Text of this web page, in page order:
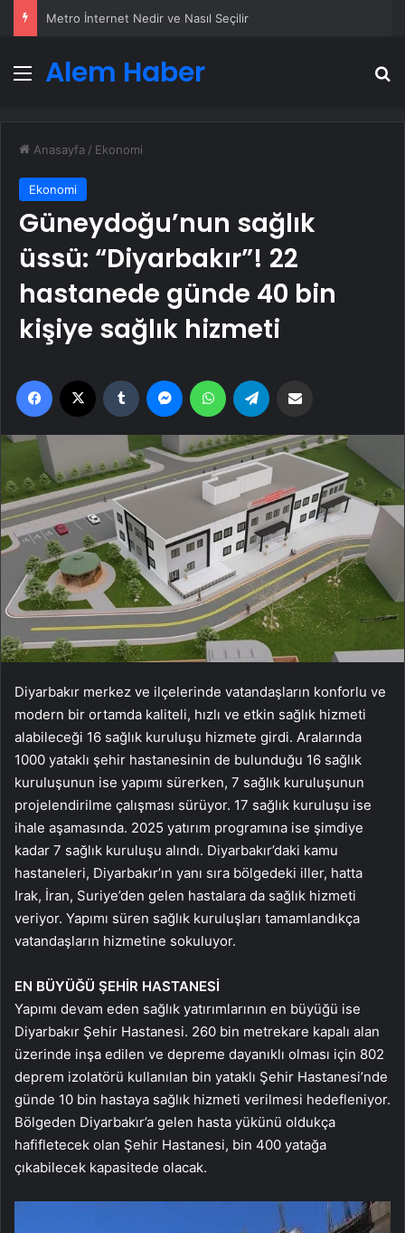
Metro İnternet Nedir ve Nasıl Seçilir
MenüAlem Haber
Anasayfa / Ekonomi
Ekonomi
Güneydoğu’nun sağlık
üssü: “Diyarbakır”! 22
hastanede günde 40 bin
kişiye sağlık hizmeti
Facebook Tumblr MessengerWhatsApp
Diyarbakır merkez ve ilçelerinde vatandaşların konforlu ve
modern bir ortamda kaliteli, hızlı ve etkin sağlık hizmeti
alabileceği 16 sağlık kuruluşu hizmete girdi. Aralarında
1000 yataklı şehir hastanesinin de bulunduğu 16 sağlık
kuruluşunun ise yapımı sürerken, 7 sağlık kuruluşunun
projelendirilme çalışması sürüyor. 17 sağlık kuruluşu ise
ihale aşamasında. 2025 yatırım programına ise şimdiye
kadar 7 sağlık kuruluşu alındı. Diyarbakır’daki kamu
hastaneleri, Diyarbakır’ın yanı sıra bölgedeki iller, hatta
Irak, İran, Suriye’den gelen hastalara da sağlık hizmeti
veriyor. Yapımı süren sağlık kuruluşları tamamlandıkça
vatandaşların hizmetine sokuluyor.
EN BÜYÜĞÜ ŞEHİR HASTANESİ
Yapımı devam eden sağlık yatırımlarının en büyüğü ise
Diyarbakır Şehir Hastanesi. 260 bin metrekare kapalı alan
üzerinde inşa edilen ve depreme dayanıklı olması için 802
deprem izolatörü kullanılan bin yataklı Şehir Hastanesi’nde
günde 10 bin hastaya sağlık hizmeti verilmesi hedefleniyor.
Bölgeden Diyarbakır’a gelen hasta yükünü oldukça
hafifletecek olan Şehir Hastanesi, bin 400 yatağa
çıkabilecek kapasitede olacak.